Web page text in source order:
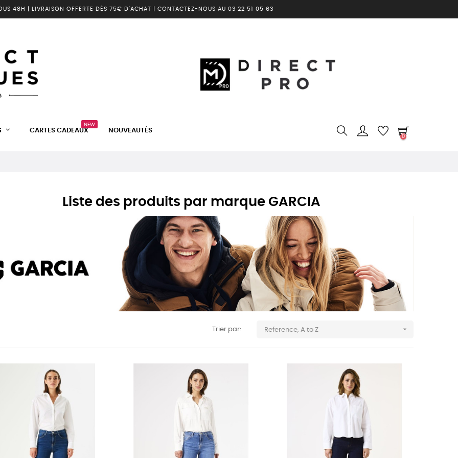
48H | LIVRAISON OFFERTE DÈS 75€ D'ACHAT | CONTACTEZ-NOUS AU 03 22 51 05 63
CARTES CADEAUX
NEW
NOUVEAUTÉS
0
Liste des produits par marque GARCIA
Trier par: Reference, A to Z 